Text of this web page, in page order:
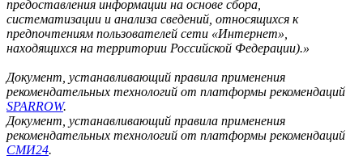
предоставления информации на основе сбора,
систематизации и анализа сведений, относящихся к
предпочтениям пользователей сети «Интернет»,
находящихся на территории Российской Федерации).»
Документ, устанавливающий правила применения
рекомендательных технологий от платформы рекомендаций
SPARROW.
Документ, устанавливающий правила применения
рекомендательных технологий от платформы рекомендаций
СМИ24.